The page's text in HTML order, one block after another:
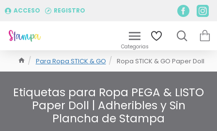
ACCESO REGISTRO
Para Ropa STICK & GO Ropa STICK & GO Paper Doll
Etiquetas para Ropa PEGA & LISTO
Paper Doll | Adheribles y Sin
Plancha de Stampa